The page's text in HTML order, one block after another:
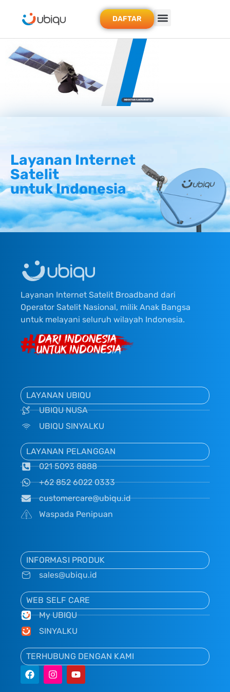
DAFTAR
Layanan Internet
Satelit
untuk Indonesia
Layanan Internet Satelit Broadband dari
Operator Satelit Nasional, milik Anak Bangsa
untuk melayani seluruh wilayah Indonesia.
LAYANAN UBIQU
UBIQU NUSA
UBIQU SINYALKU
LAYANAN PELANGGAN
021 5093 8888
+62 852 6022 0333
customercare@ubiqu.id
Waspada Penipuan
INFORMASI PRODUK
sales@ubiqu.id
WEB SELF CARE
My UBIQU
SINYALKU
TERHUBUNG DENGAN KAMI